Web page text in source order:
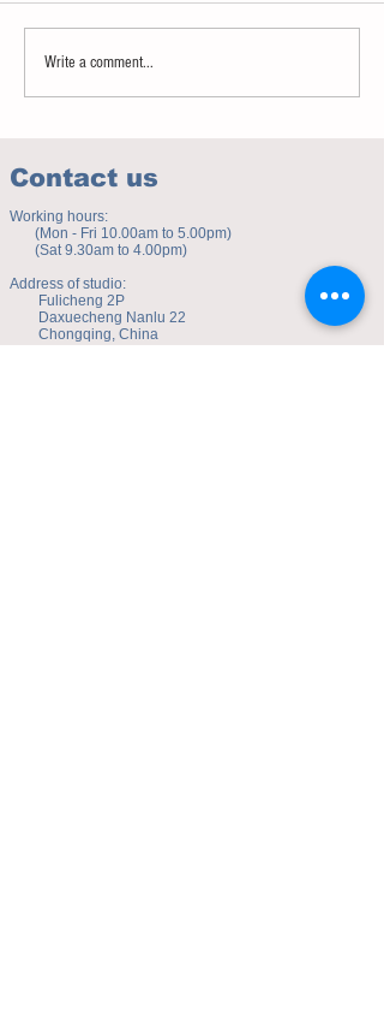
Les nouveaux codes du sourire
Write a comment...
Contact us
Working hours:
(Mon - Fri 10.00am to 5.00pm)
(Sat 9.30am to 4.00pm)
Address of studio:
Fulicheng 2P
Daxuecheng Nanlu 22
Chongqing, China